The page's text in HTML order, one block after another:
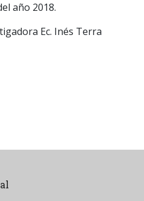
año 2018.
Ec. Inés Terra